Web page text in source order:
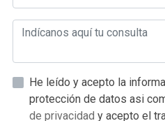
He leído y acepto la información básica sobre
protección de datos
de privacidad y acepto el